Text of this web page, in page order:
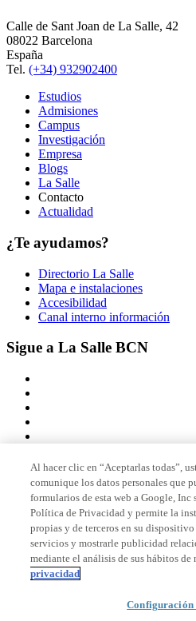
Calle de Sant Joan de La Salle, 42
08022 Barcelona
España
Tel. (+34) 932902400
Estudios
Admisiones
Campus
Investigación
Empresa
Blogs
La Salle
Contacto
Actualidad
¿Te ayudamos?
Directorio La Salle
Mapa e instalaciones
Accesibilidad
Canal interno información
Sigue a La Salle BCN
Miembro de
Acreditaciones
© 2026 La Salle Campus Barcelona
Al hacer clic en “Aceptarlas todas”,
comunique los datos personales que
formularios de esta web a Google, Inc
Política de Privacidad y permite la
propias y de terceros en su
servicios y mostrarle publicidad
mediante el análisis de sus hábitos de
privacidad
Configuración